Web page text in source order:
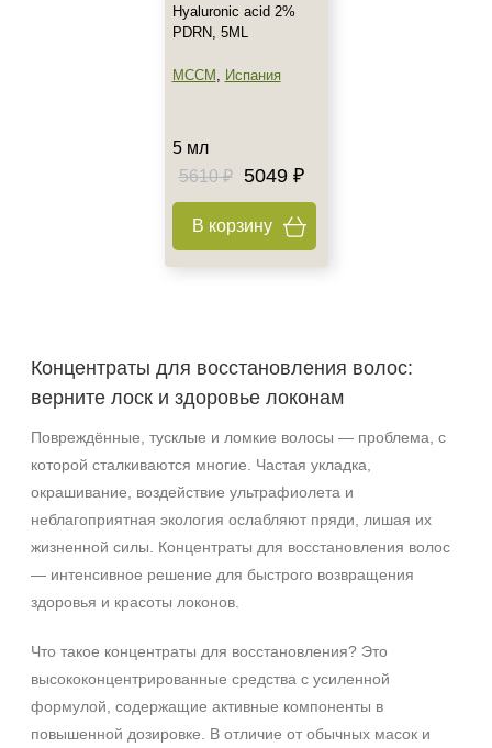
Возрастные изменения
Гладкость
Защита
Показать еще
Область применения
флакон
шприц
Hyaluronic acid 2%
PDRN, 5ML
MCCM , Испания
5 мл
5610 ₽
5049 ₽
В корзину
Концентраты для восстановления волос:
верните лоск и здоровье локонам
Повреждённые, тусклые и ломкие волосы — проблема, с
которой сталкиваются многие. Частая укладка,
окрашивание, воздействие ультрафиолета и
неблагоприятная экология ослабляют пряди, лишая их
жизненной силы. Концентраты для восстановления волос
— интенсивное решение для быстрого возвращения
здоровья и красоты локонов.
Что такое концентраты для восстановления? Это
высококонцентрированные средства с усиленной
формулой, содержащие активные компоненты в
повышенной дозировке. В отличие от обычных масок и